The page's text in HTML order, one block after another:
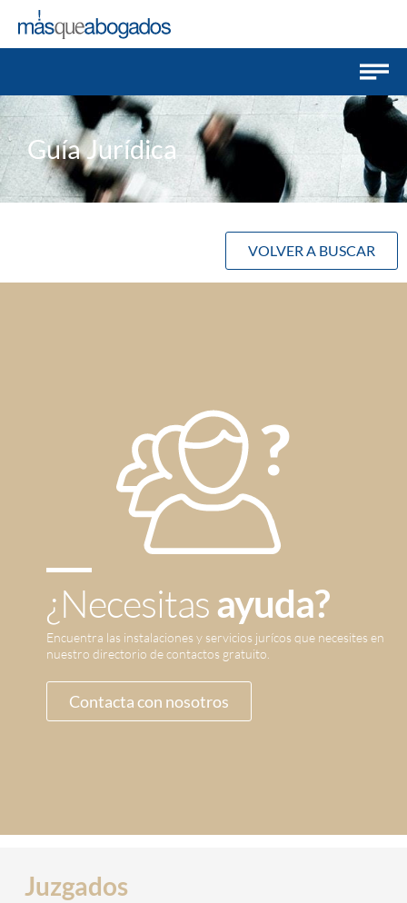
Guía Jurídica
VOLVER A BUSCAR
¿Necesitasayuda?
Encuentra las instalaciones y servicios jurícos que necesites en
nuestro directorio de contactos gratuito.
Contacta con nosotros
Juzgados